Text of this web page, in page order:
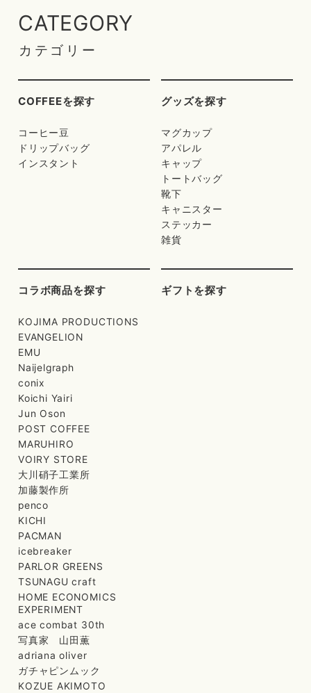
CATEGORY
カテゴリー
COFFEEを探す
コーヒー豆
ドリップバッグ
インスタント
グッズを探す
マグカップ
アパレル
キャップ
トートバッグ
靴下
キャニスター
ステッカー
雑貨
コラボ商品を探す
KOJIMA PRODUCTIONS
EVANGELION
EMU
Naijelgraph
conix
Koichi Yairi
Jun Oson
POST COFFEE
MARUHIRO
VOIRY STORE
大川硝子工業所
加藤製作所
penco
KICHI
PACMAN
icebreaker
PARLOR GREENS
TSUNAGU craft
HOME ECONOMICS
EXPERIMENT
ace combat 30th
写真家 山田薫
adriana oliver
ガチャピンムック
KOZUE AKIMOTO
ギフトを探す